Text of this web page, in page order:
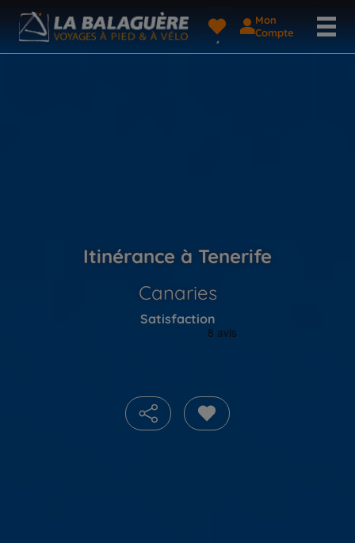
Mon
Compte
Itinérance à Tenerife
Canaries
Satisfaction